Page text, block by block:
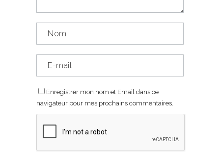
Enregistrer mon nom et Email dans ce
navigateur pour mes prochains commentaires.